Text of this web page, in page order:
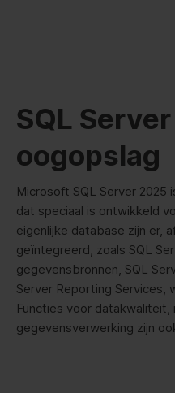
SQL
oogopslag
Microsoft SQL Server
dat speciaal is ontwikkeld
eigenlijke database zijn er,
geïntegreerd, zoals SQL
gegevensbronnen, SQL
Server Reporting Services,
Functies voor
gegevensverwerking zijn